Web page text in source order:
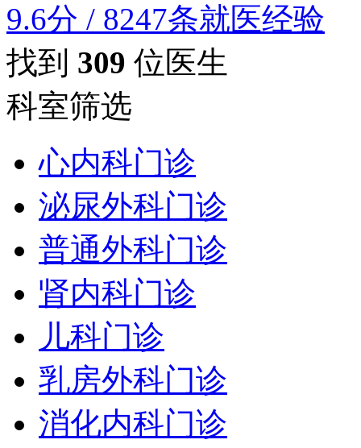
9.6分 / 8247条就医经验
找到 309 位医生
科室筛选
心内科门诊
泌尿外科门诊
普通外科门诊
肾内科门诊
儿科门诊
乳房外科门诊
消化内科门诊